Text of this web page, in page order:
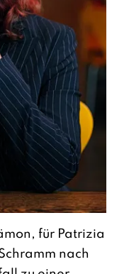
für Patrizia
nach